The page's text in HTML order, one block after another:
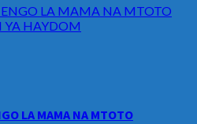
LA MAMA NA MTOTO
YA HAYDOM
LA MAMA NA MTOTO